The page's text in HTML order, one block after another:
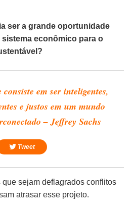
ser a grande oportunidade
econômico para o
em ser inteligentes,
e justos em um mundo
– Jeffrey Sachs
Tweet
que sejam deflagrados conflitos
atrasar esse projeto.